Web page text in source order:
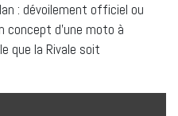
: dévoilement officiel ou
concept d’une moto à
que la Rivale soit